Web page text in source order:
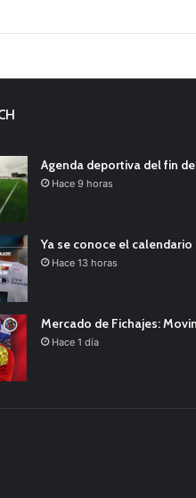
Agenda deportiva del fin
Hace 9 horas
Ya se conoce el calendario
Hace 13 horas
Mercado de Fichajes:
Hace 1 día